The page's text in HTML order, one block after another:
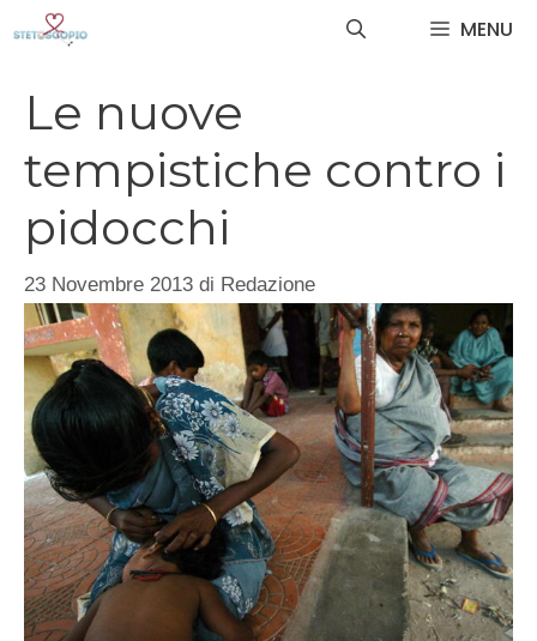
MENU
Le nuove
tempistiche contro i
pidocchi
23 Novembre 2013 di Redazione